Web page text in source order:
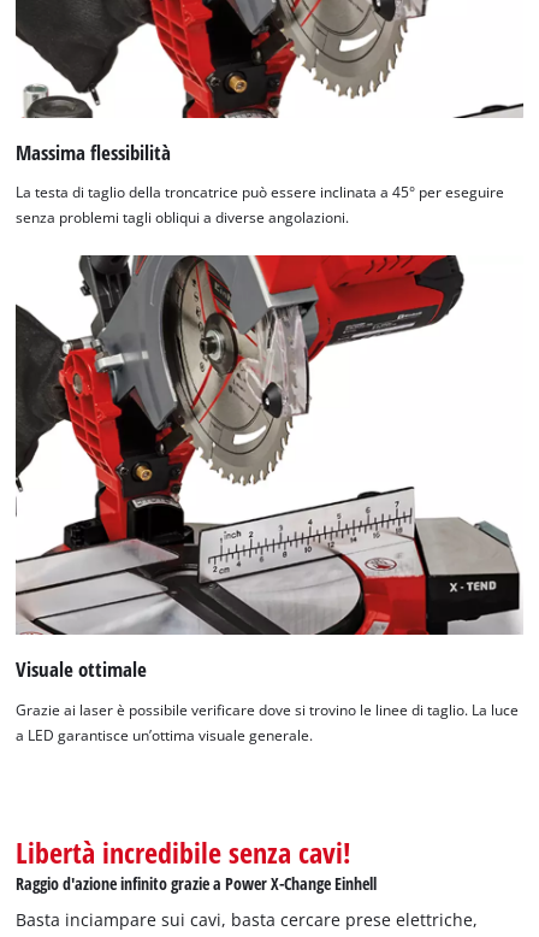
Abbiamo bisogno del vostro consenso
This content is not permitted to load due
to trackers that are not disclosed to the
Powered by Usercentrics Consent
Management Platform
Massima flessibilità
La testa di taglio della troncatrice può essere inclinata a 45° per eseguire
senza problemi tagli obliqui a diverse angolazioni.
Visuale ottimale
Grazie ai laser è possibile verificare dove si trovino le linee di taglio. La luce
a LED garantisce un’ottima visuale generale.
Libertà incredibile senza cavi!
Raggio d'azione infinito grazie a Power X-Change Einhell
Basta inciampare sui cavi, basta cercare prese elettriche,